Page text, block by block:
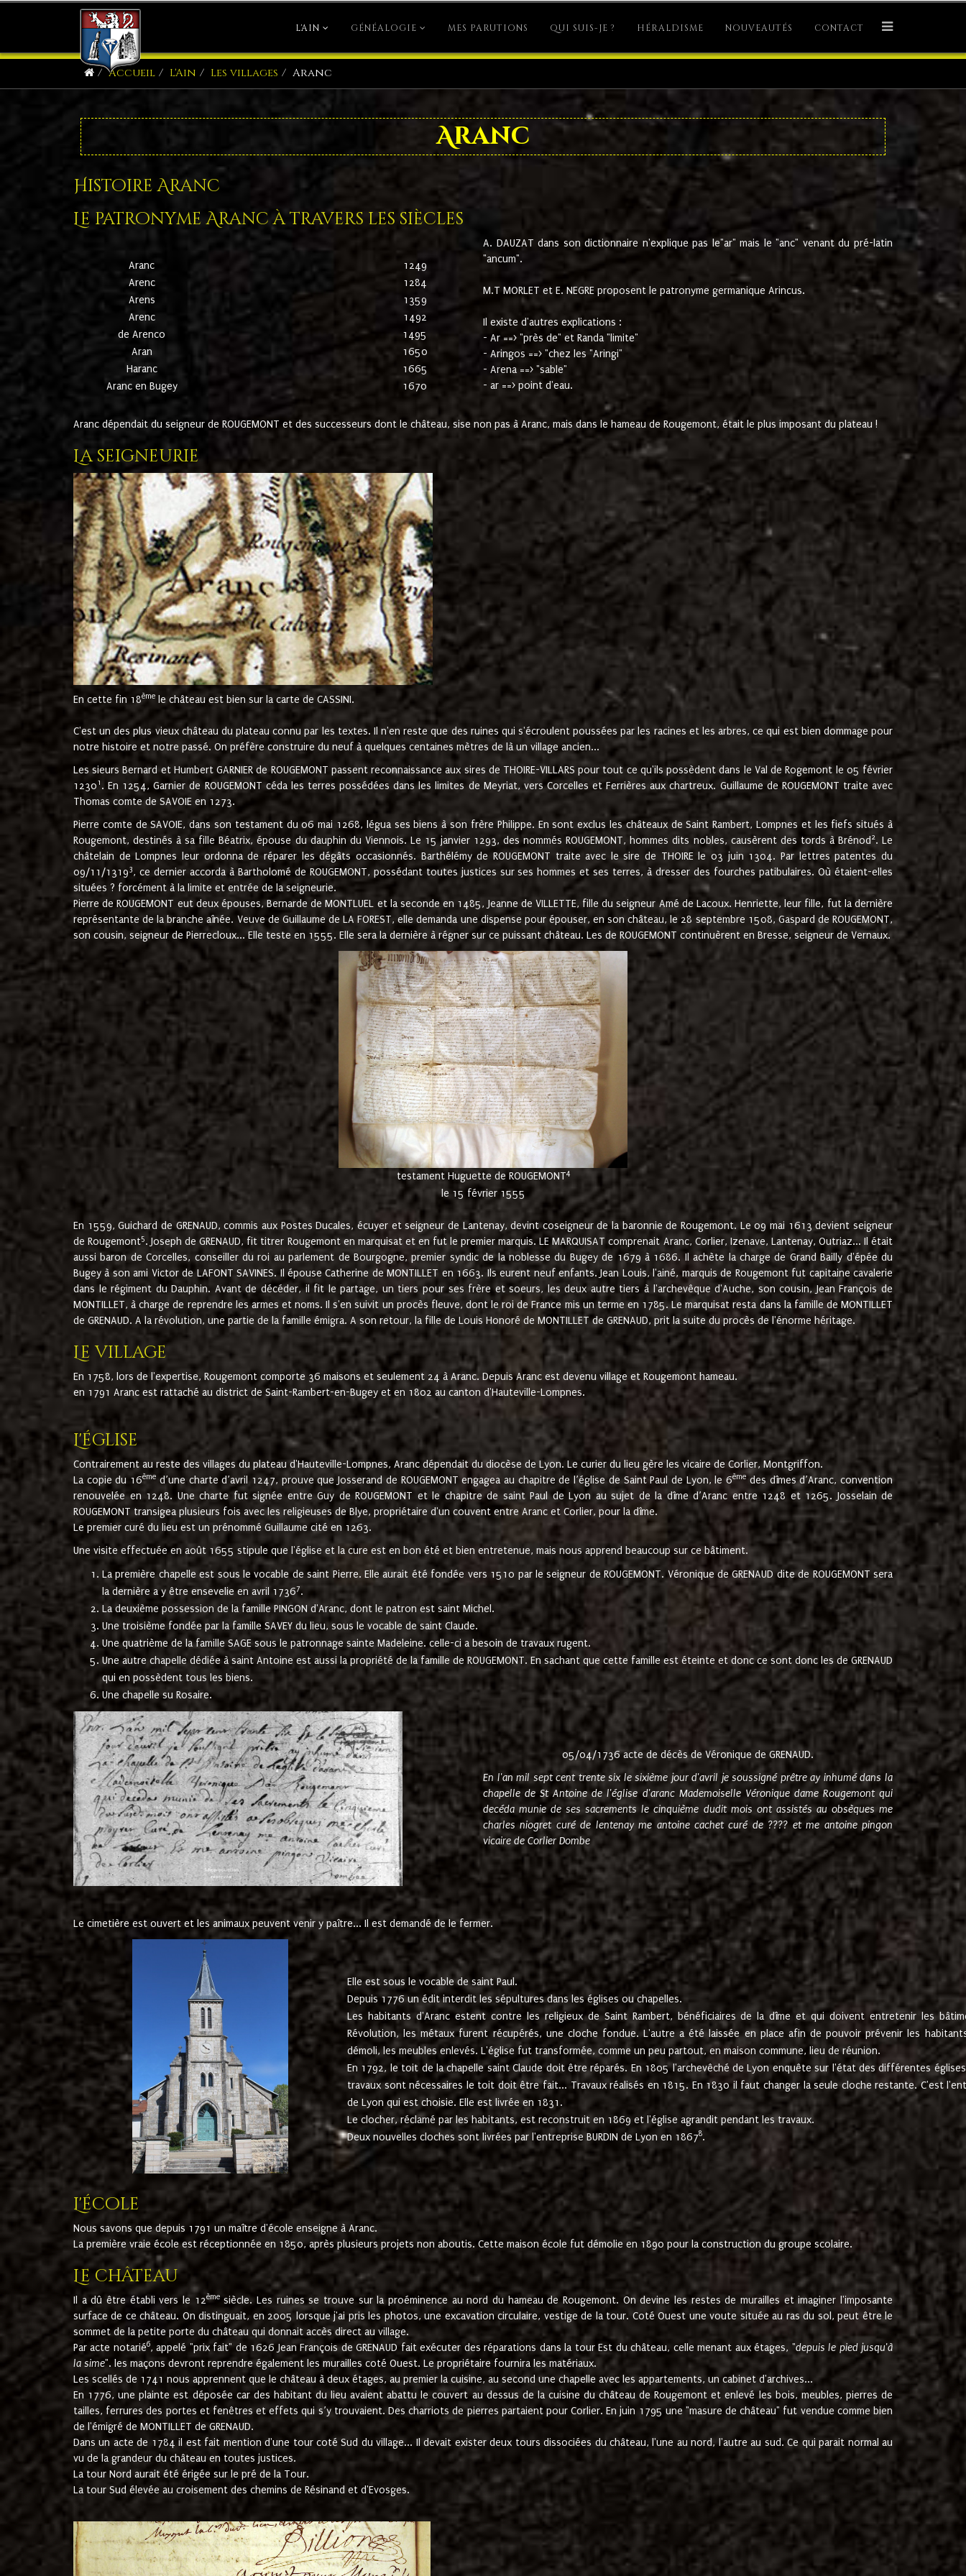
L'AIN GÉNÉALOGIE MES PARUTIONS QUI SUIS-JE ? HÉRALDISME NOUVEAUTÉS CONTACT
Accueil L'Ain Les villages Aranc
Aranc
Histoire Aranc
Le patronyme Aranc à travers les siècles
Aranc
1249
Arenc
1284
Arens
1359
Arenc
1492
de Arenco
1495
Aran
1650
Haranc
1665
Aranc en Bugey
1670
A. DAUZAT dans son dictionnaire n'explique pas le"ar" mais le "anc" venant du pré-latin
"ancum".
M.T MORLET et E. NEGRE proposent le patronyme germanique Arincus.
Il existe d'autres explications :
- Ar ==> "près de" et Randa "limite"
- Aringos ==> "chez les "Aringi"
- Arena ==> "sable"
- ar ==> point d'eau.
Aranc dépendait du seigneur de ROUGEMONT et des successeurs dont le château, sise non pas à Aranc, mais dans le hameau de Rougemont, était le plus imposant du plateau !
La seigneurie
En cette fin 18ème le château est bien sur la carte de CASSINI.
C'est un des plus vieux château du plateau connu par les textes. Il n'en reste que des ruines qui s'écroulent poussées par les racines et les arbres, ce qui est bien dommage pour
notre histoire et notre passé. On préfère construire du neuf à quelques centaines mètres de là un village ancien...
Les sieurs Bernard et Humbert GARNIER de ROUGEMONT passent reconnaissance aux sires de THOIRE-VILLARS pour tout ce qu'ils possèdent dans le Val de Rogemont le 05 février
12301 . En 1254, Garnier de ROUGEMONT céda les terres possédées dans les limites de Meyriat, vers Corcelles et Ferrières aux chartreux. Guillaume de ROUGEMONT traite avec
Thomas comte de SAVOIE en 1273.
Pierre comte de SAVOIE, dans son testament du 06 mai 1268, légua ses biens à son frère Philippe. En sont exclus les châteaux de Saint Rambert, Lompnes et les fiefs situés à
Rougemont, destinés à sa fille Béatrix, épouse du dauphin du Viennois. Le 15 janvier 1293, des nommés ROUGEMONT, hommes dits nobles, causèrent des tords à Brénod 2. Le
châtelain de Lompnes leur ordonna de réparer les dégâts occasionnés. Barthélémy de ROUGEMONT traite avec le sire de THOIRE le 03 juin 1304. Par lettres patentes du
09/11/13193, ce dernier accorda à Bartholomé de ROUGEMONT, possédant toutes justices sur ses hommes et ses terres, à dresser des fourches patibulaires. Où étaient-elles
situées ? forcément à la limite et entrée de la seigneurie.
Pierre de ROUGEMONT eut deux épouses, Bernarde de MONTLUEL et la seconde en 1485, Jeanne de VILLETTE, fille du seigneur Amé de Lacoux. Henriette, leur fille, fut la dernière
représentante de la branche aînée. Veuve de Guillaume de LA FOREST, elle demanda une dispense pour épouser, en son château, le 28 septembre 1508, Gaspard de ROUGEMONT,
son cousin, seigneur de Pierrecloux... Elle teste en 1555. Elle sera la dernière à régner sur ce puissant château. Les de ROUGEMONT continuèrent en Bresse, seigneur de Vernaux.
testament Huguette de ROUGEMONT4
le 15 février 1555
En 1559, Guichard de GRENAUD, commis aux Postes Ducales, écuyer et seigneur de Lantenay, devint coseigneur de la baronnie de Rougemont. Le 09 mai 1613 devient seigneur
de Rougemont5. Joseph de GRENAUD, fit titrer Rougemont en marquisat et en fut le premier marquis. LE MARQUISAT comprenait Aranc, Corlier, Izenave, Lantenay, Outriaz... Il était
aussi baron de Corcelles, conseiller du roi au parlement de Bourgogne, premier syndic de la noblesse du Bugey de 1679 à 1686. Il achète la charge de Grand Bailly d'épée du
Bugey à son ami Victor de LAFONT SAVINES. Il épouse Catherine de MONTILLET en 1663. Ils eurent neuf enfants. Jean Louis, l'ainé, marquis de Rougemont fut capitaine cavalerie
dans le régiment du Dauphin. Avant de décéder, il fit le partage, un tiers pour ses frère et soeurs, les deux autre tiers à l'archevêque d'Auche, son cousin, Jean François de
MONTILLET, à charge de reprendre les armes et noms. Il s'en suivit un procès fleuve, dont le roi de France mis un terme en 1785. Le marquisat resta dans la famille de MONTILLET
de GRENAUD. A la révolution, une partie de la famille émigra. A son retour, la fille de Louis Honoré de MONTILLET de GRENAUD, prit la suite du procès de l'énorme héritage.
Le village
En 1758, lors de l'expertise, Rougemont comporte 36 maisons et seulement 24 à Aranc. Depuis Aranc est devenu village et Rougemont hameau.
en 1791 Aranc est rattaché au district de Saint-Rambert-en-Bugey et en 1802 au canton d'Hauteville-Lompnes.
L'église
Contrairement au reste des villages du plateau d'Hauteville-Lompnes, Aranc dépendait du diocèse de Lyon. Le curier du lieu gère les vicaire de Corlier, Montgriffon.
La copie du 16ème d’une charte d’avril 1247, prouve que Josserand de ROUGEMONT engagea au chapitre de l’église de Saint Paul de Lyon, le 6ème des dîmes d’Aranc, convention
renouvelée en 1248. Une charte fut signée entre Guy de ROUGEMONT et le chapitre de saint Paul de Lyon au sujet de la dîme d’Aranc entre 1248 et 1265. Josselain de
ROUGEMONT transigea plusieurs fois avec les religieuses de Blye, propriétaire d'un couvent entre Aranc et Corlier, pour la dîme.
Le premier curé du lieu est un prénommé Guillaume cité en 1263.
Une visite effectuée en août 1655 stipule que l'église et la cure est en bon été et bien entretenue, mais nous apprend beaucoup sur ce bâtiment.
La première chapelle est sous le vocable de saint Pierre. Elle aurait été fondée vers 1510 par le seigneur de ROUGEMONT. Véronique de GRENAUD dite de ROUGEMONT sera
la dernière a y être ensevelie en avril 17367.
La deuxième possession de la famille PINGON d'Aranc, dont le patron est saint Michel.
Une troisième fondée par la famille SAVEY du lieu, sous le vocable de saint Claude.
Une quatrième de la famille SAGE sous le patronnage sainte Madeleine. celle-ci a besoin de travaux rugent.
Une autre chapelle dédiée à saint Antoine est aussi la propriété de la famille de ROUGEMONT. En sachant que cette famille est éteinte et donc ce sont donc les de GRENAUD
qui en possèdent tous les biens.
Une chapelle su Rosaire.
05/04/1736 acte de décès de Véronique de GRENAUD.
En l'an mil sept cent trente six le sixième jour d'avril je soussigné prêtre ay inhumé dans la
chapelle de St Antoine de l'église d'aranc Mademoiselle Véronique dame Rougemont qui
decéda munie de ses sacrements le cinquième dudit mois ont assistés au obsèques me
charles niogret curé de lentenay me antoine cachet curé de ???? et me antoine pingon
vicaire de Corlier Dombe
Le cimetière est ouvert et les animaux peuvent venir y paître... Il est demandé de le fermer.
Elle est sous le vocable de saint Paul.
Depuis 1776 un édit interdit les sépultures dans les églises ou chapelles.
Les habitants d'Aranc estent contre les religieux de Saint Rambert, bénéficiaires de la dîme et qui doivent entretenir les
Révolution, les métaux furent récupérés, une cloche fondue. L'autre a été laissée en place afin de pouvoir prévenir les
démoli, les meubles enlevés. L'église fut transformée, comme un peu partout, en maison commune, lieu de réunion.
En 1792, le toit de la chapelle saint Claude doit être réparés. En 1805 l'archevêché de Lyon enquête sur l'état des différentes
travaux sont nécessaires le toit doit être fait... Travaux réalisés en 1815. En 1830 il faut changer la seule cloche restante. C'est
de Lyon qui est choisie. Elle est livrée en 1831.
Le clocher, réclamé par les habitants, est reconstruit en 1869 et l'église agrandit pendant les travaux.
Deux nouvelles cloches sont livrées par l'entreprise BURDIN de Lyon en 18678.
L'école
Nous savons que depuis 1791 un maître d'école enseigne à Aranc.
La première vraie école est réceptionnée en 1850, après plusieurs projets non aboutis. Cette maison école fut démolie en 1890 pour la construction du groupe scolaire.
Le château
Il a dû être établi vers le 12èmesiècle. Les ruines se trouve sur la proéminence au nord du hameau de Rougemont. On devine les restes de murailles et imaginer l'imposante
surface de ce château. On distinguait, en 2005 lorsque j'ai pris les photos, une excavation circulaire, vestige de la tour. Coté Ouest une voute située au ras du sol, peut être le
sommet de la petite porte du château qui donnait accès direct au village.
Par acte notarié6, appelé "prix fait" de 1626 Jean François de GRENAUD fait exécuter des réparations dans la tour Est du château, celle menant aux étages, "depuis le pied jusqu'à
la sime". les maçons devront reprendre également les murailles coté Ouest. Le propriétaire fournira les matériaux.
Les scellés de 1741 nous apprennent que le château à deux étages, au premier la cuisine, au second une chapelle avec les appartements, un cabinet d'archives...
En 1776, une plainte est déposée car des habitant du lieu avaient abattu le couvert au dessus de la cuisine du château de Rougemont et enlevé les bois, meubles, pierres de
tailles, ferrures des portes et fenêtres et effets qui s’y trouvaient. Des charriots de pierres partaient pour Corlier. En juin 1795 une "masure de château" fut vendue comme bien
de l'émigré de MONTILLET de GRENAUD.
Dans un acte de 1784 il est fait mention d'une tour coté Sud du village... Il devait exister deux tours dissociées du château, l'une au nord, l'autre au sud. Ce qui parait normal au
vu de la grandeur du château en toutes justices.
La tour Nord aurait été érigée sur le pré de la Tour.
La tour Sud élevée au croisement des chemins de Résinand et d'Evosges.